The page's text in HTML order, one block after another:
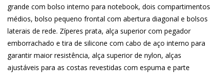
grande com bolso interno para notebook, dois compartimentos
médios, bolso pequeno frontal com abertura diagonal e bolsos
laterais de rede. Zíperes prata, alça superior com pegador
emborrachado e tira de silicone com cabo de aço interno para
garantir maior resistência, alça superior de nylon, alças
ajustáveis para as costas revestidas com espuma e parte